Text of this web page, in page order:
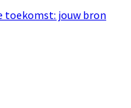
toekomst: jouw bron